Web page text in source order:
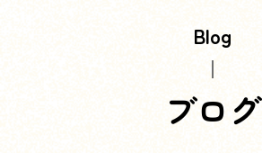
Blog
ブログ